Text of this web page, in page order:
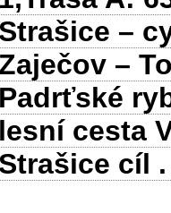
Strašice –
Zaječov –
Padrťské
lesní cesta
Strašice cíl